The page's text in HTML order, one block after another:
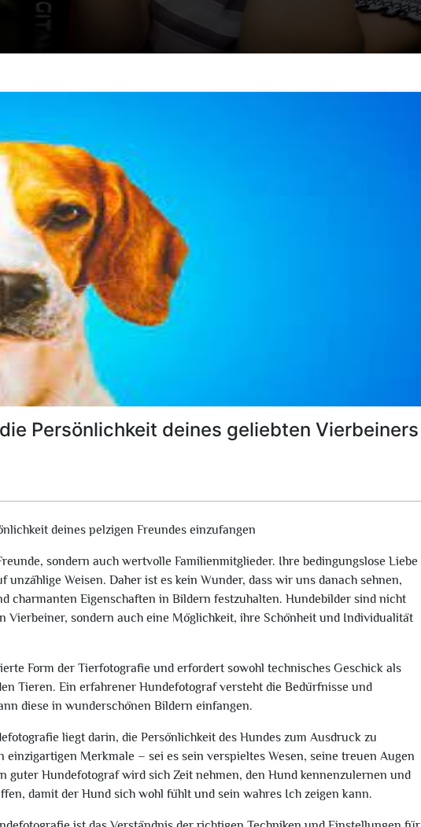
Persönlichkeit deines geliebten Vierbeiners
deines pelzigen Freundes einzufangen
sondern auch wertvolle Familienmitglieder. Ihre bedingungslose Liebe
unzählige Weisen. Daher ist es kein Wunder, dass wir uns danach sehnen,
charmanten Eigenschaften in Bildern festzuhalten. Hundebilder sind nicht
Vierbeiner, sondern auch eine Möglichkeit, ihre Schönheit und Individualität
Form der Tierfotografie und erfordert sowohl technisches Geschick als
Tieren. Ein erfahrener Hundefotograf versteht die Bedürfnisse und
diese in wunderschönen Bildern einfangen.
liegt darin, die Persönlichkeit des Hundes zum Ausdruck zu
einzigartigen Merkmale – sei es sein verspieltes Wesen, seine treuen Augen
guter Hundefotograf wird sich Zeit nehmen, den Hund kennenzulernen und
damit der Hund sich wohl fühlt und sein wahres Ich zeigen kann.